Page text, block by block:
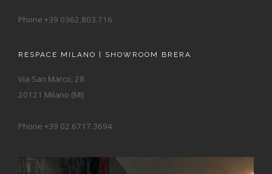
Phone +39 0362.803.716
RESPACE MILANO | SHOWROOM BRERA
Via San Marco, 28
20121 Milano (MI)
Phone +39 02.6717.3694